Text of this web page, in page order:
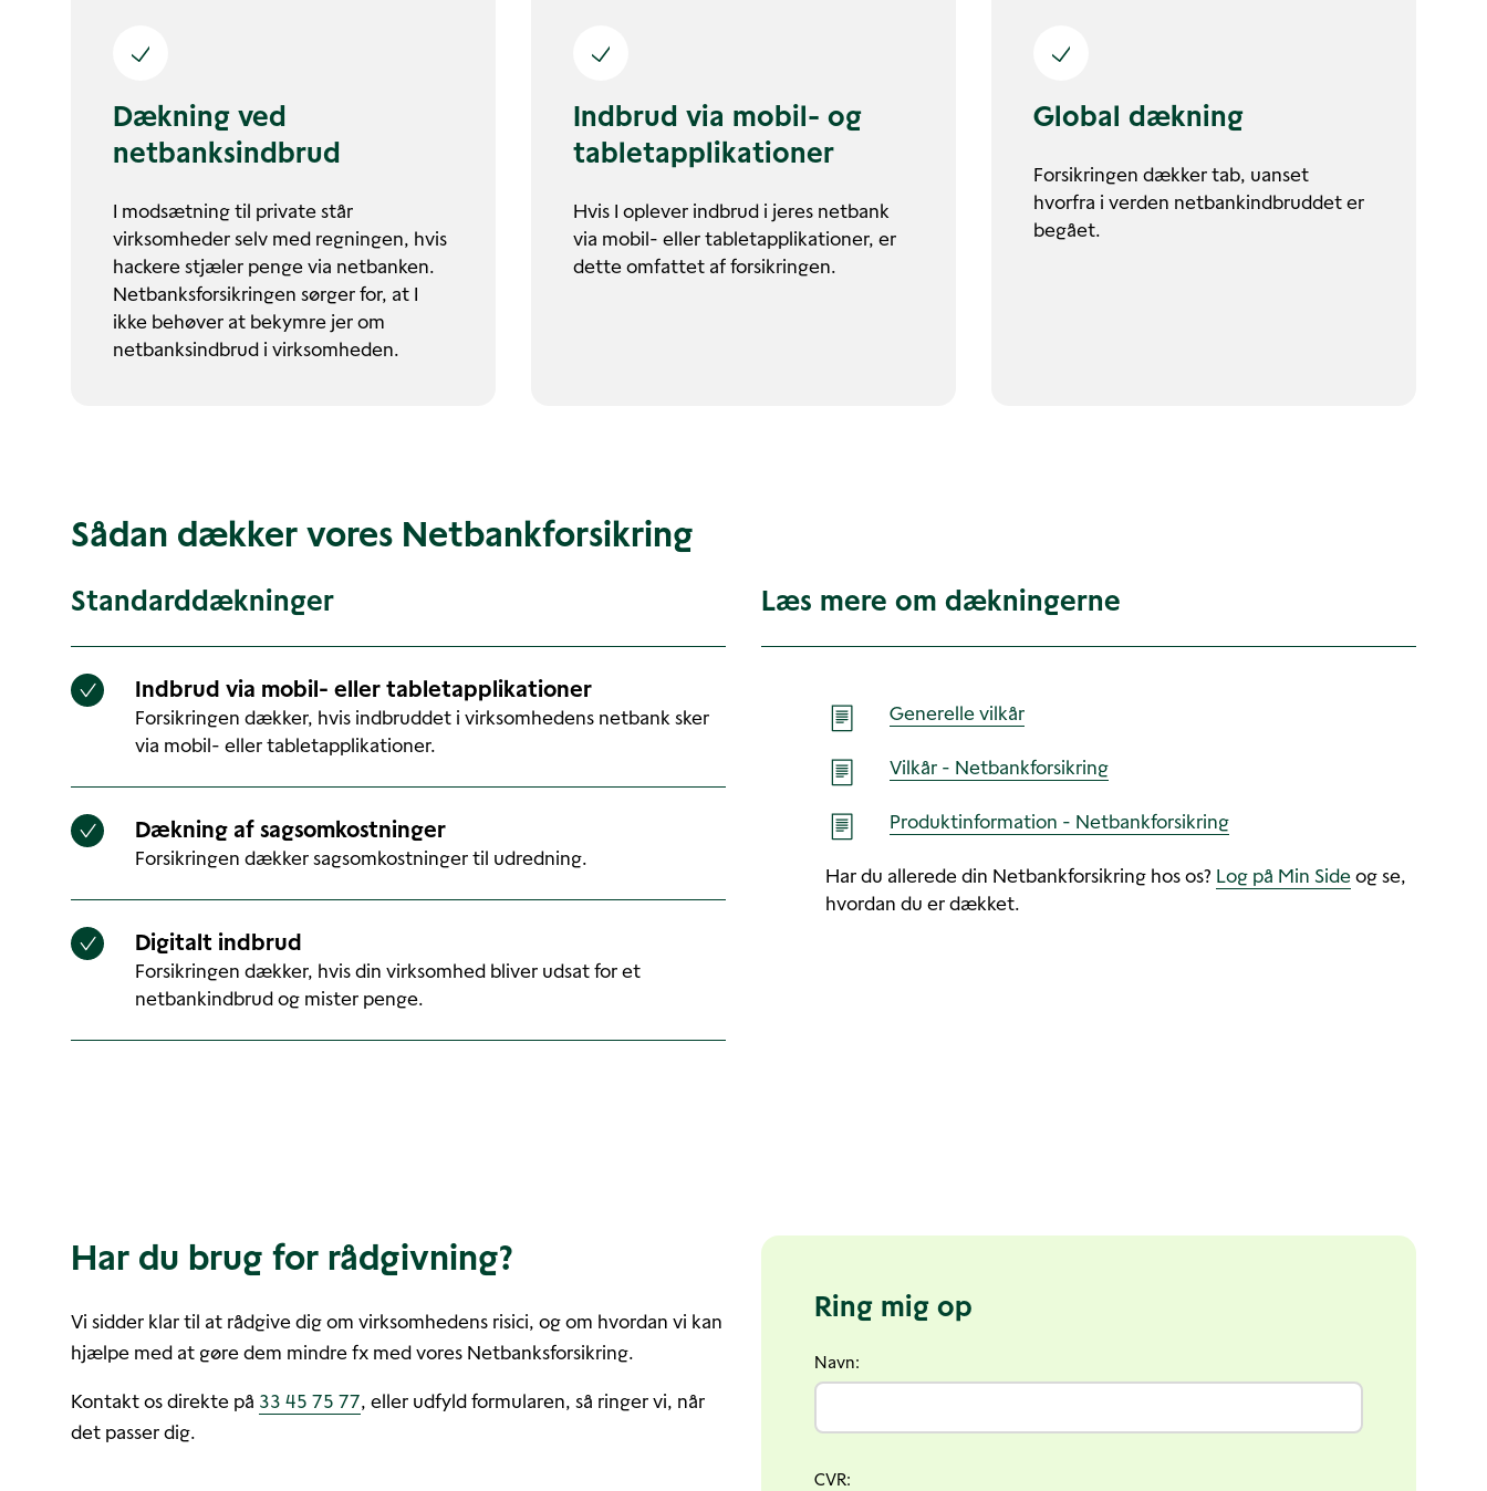
Dækning ved
netbanksindbrud
I modsætning til private står
virksomheder selv med regningen, hvis
hackere stjæler penge via netbanken.
Netbanksforsikringen sørger for, at I
ikke behøver at bekymre jer om
netbanksindbrud i virksomheden.
Indbrud via mobil- og
tabletapplikationer
Hvis I oplever indbrud i jeres netbank
via mobil- eller tabletapplikationer, er
dette omfattet af forsikringen.
Global dækning
Forsikringen dækker tab, uanset
hvorfra i verden netbankindbruddet er
begået.
Sådan dækker vores Netbankforsikring
Standarddækninger
Indbrud via mobil- eller tabletapplikationer
Forsikringen dækker, hvis indbruddet i virksomhedens netbank sker
via mobil- eller tabletapplikationer.
Dækning af sagsomkostninger
Forsikringen dækker sagsomkostninger til udredning.
Digitalt indbrud
Forsikringen dækker, hvis din virksomhed bliver udsat for et
netbankindbrud og mister penge.
Læs mere om dækningerne
Generelle vilkår
Vilkår - Netbankforsikring
Produktinformation - Netbankforsikring
Har du allerede din Netbankforsikring hos os? Log på Min Sideog se,
hvordan du er dækket.
Har du brug for rådgivning?
Vi sidder klar til at rådgive dig om virksomhedens risici, og om hvordan vi kan
hjælpe med at gøre dem mindre fx med vores Netbanksforsikring.
Kontakt os direkte på 33 45 75 77, eller udfyld formularen, så ringer vi, når
det passer dig.
Ring mig op
Navn:
CVR: